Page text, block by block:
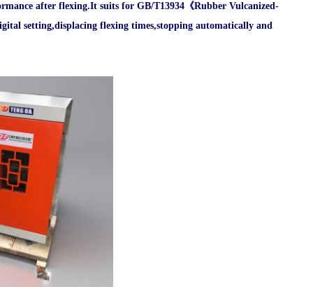
after flexing.It suits for GB/T13934 《Rubber Vulcanized-
setting,displacing flexing times,stopping automatically and